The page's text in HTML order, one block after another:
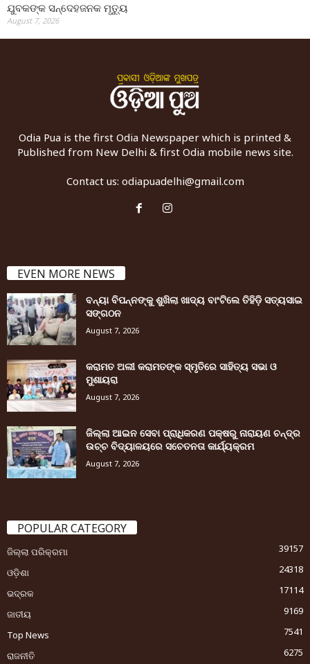
ଯୁବକଙ୍କ ସନ୍ଦେହଜନକ ମୃତ୍ୟୁ
August 7, 2026
Odia Pua is the first Odia Newspaper which is printed &
Published from New Delhi & first Odia mobile news site.
Contact us: odiapuadelhi@gmail.com
EVEN MORE NEWS
ବନ୍ୟା ବିପନ୍ନଙ୍କୁ ଶୁଖିଲା ଖାଦ୍ୟ ବାଂଟିଲେ ତିହିଡି଼ ସତ୍ୟସାଇ
ସଙ୍ଗଠନ
August 7, 2026
କରାମତ ଅଲୀ କରାମତଙ୍କ ସ୍ମୃତିରେ ସାହିତ୍ୟ ସଭା ଓ
ମୁଶାୟରା
August 7, 2026
ଜିଲ୍ଲା ଆଇନ ସେବା ପ୍ରାଧିକରଣ ପକ୍ଷରୁ ନାରାୟଣ ଚନ୍ଦ୍ର
ଉଚ୍ଚ ବିଦ୍ୟାଳୟରେ ସଚେତନତା କାର୍ଯ୍ୟକ୍ରମ
August 7, 2026
POPULAR CATEGORY
ଜିଲ୍ଲା ପରିକ୍ରମା
39157
ଓଡ଼ିଶା
24318
ଭଦ୍ରକ
17114
ଜାତୀୟ
9169
Top News
7541
ରାଜନୀତି
6275